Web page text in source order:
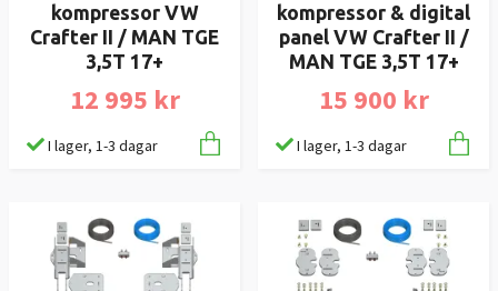
kompressor VW
Crafter II / MAN TGE
3,5T 17+
12 995 kr
I lager, 1-3 dagar
kompressor & digital
panel VW Crafter II /
MAN TGE 3,5T 17+
15 900 kr
I lager, 1-3 dagar